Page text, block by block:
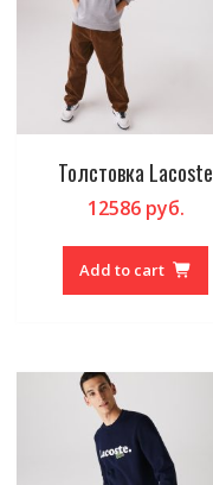
Толстовка Lacoste
12586руб.
Add to cart